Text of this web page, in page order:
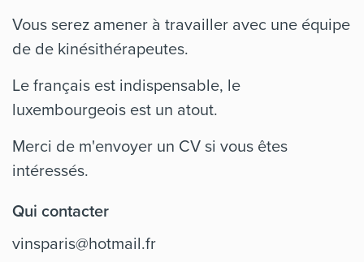
Vous serez amener à travailler avec une équipe
de de kinésithérapeutes.
Le français est indispensable, le
luxembourgeois est un atout.
Merci de m'envoyer un CV si vous êtes
intéressés.
Qui contacter
vinsparis@hotmail.fr